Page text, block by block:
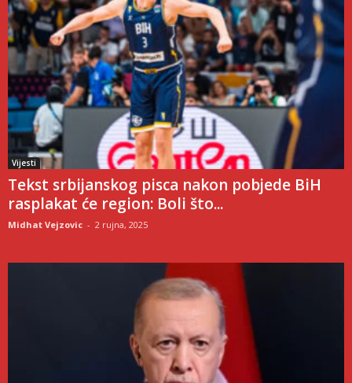
Vijesti
Tekst srbijanskog pisca nakon pobjede BiH
rasplakat će region: Boli što...
Midhat Vejzovic - 2 rujna, 2025